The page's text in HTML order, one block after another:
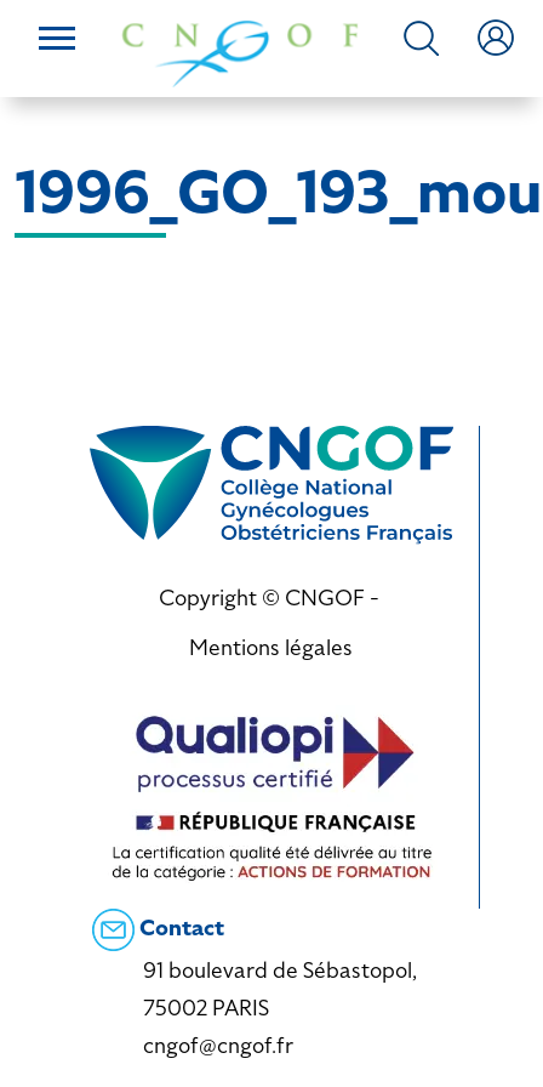
Copyright © CNGOF -
Mentions légales
Contact
91 boulevard de Sébastopol,
75002 PARIS
cngof@cngof.fr